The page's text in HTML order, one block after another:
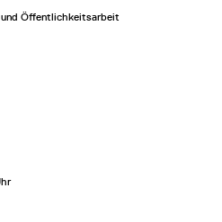
Öffentlichkeitsarbeit